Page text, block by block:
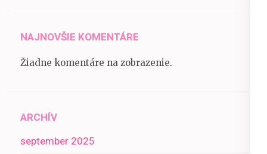
NAJNOVŠIE KOMENTÁRE
Žiadne komentáre na zobrazenie.
ARCHÍV
september 2025